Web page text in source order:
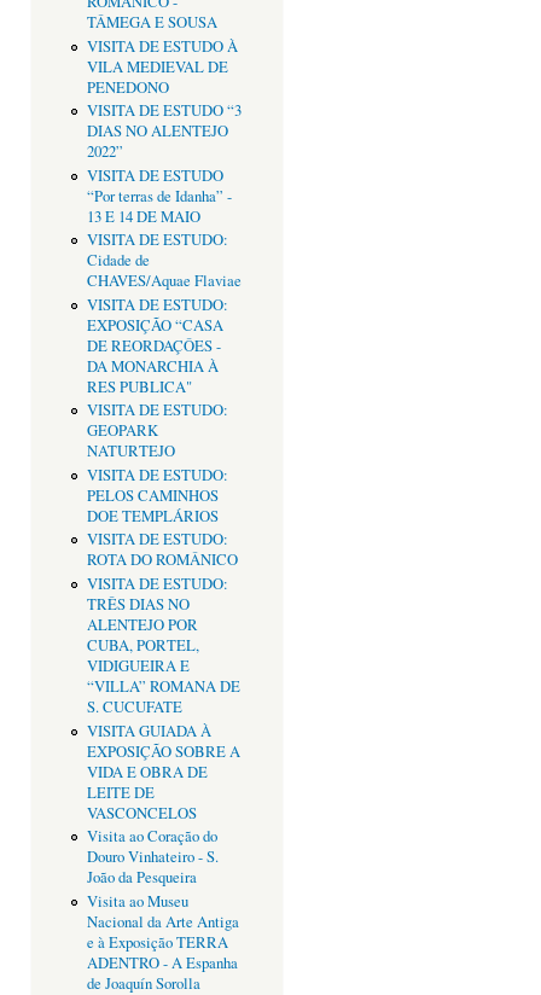
TÂMEGA E SOUSA
VISITA DE ESTUDO À
VILA MEDIEVAL DE
PENEDONO
VISITA DE ESTUDO “3
DIAS NO ALENTEJO
2022”
VISITA DE ESTUDO
“Por terras de Idanha” -
13 E 14 DE MAIO
VISITA DE ESTUDO:
Cidade de
CHAVES/Aquae Flaviae
VISITA DE ESTUDO:
EXPOSIÇÃO “CASA
DE REORDAÇÔES -
DA MONARCHIA À
RES PUBLICA"
VISITA DE ESTUDO:
GEOPARK
NATURTEJO
VISITA DE ESTUDO:
PELOS CAMINHOS
DOE TEMPLÁRIOS
VISITA DE ESTUDO:
ROTA DO ROMÂNICO
VISITA DE ESTUDO:
TRÊS DIAS NO
ALENTEJO POR
CUBA, PORTEL,
VIDIGUEIRA E
“VILLA” ROMANA DE
S. CUCUFATE
VISITA GUIADA À
EXPOSIÇÃO SOBRE A
VIDA E OBRA DE
LEITE DE
VASCONCELOS
Visita ao Coração do
Douro Vinhateiro - S.
João da Pesqueira
Visita ao Museu
Nacional da Arte Antiga
e à Exposição TERRA
ADENTRO - A Espanha
de Joaquín Sorolla